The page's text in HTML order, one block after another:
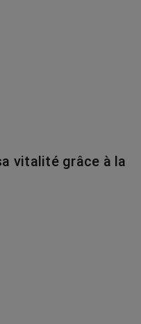
vitalité grâce à la